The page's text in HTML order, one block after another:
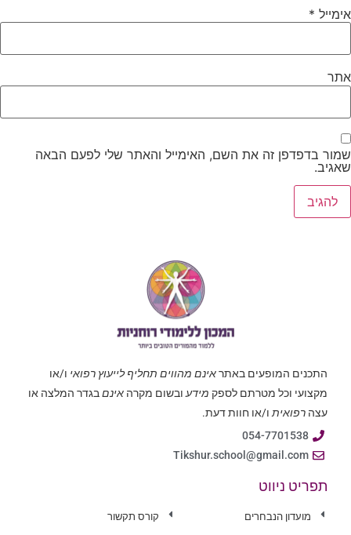
אימייל *
אתר
שמור בדפדפן זה את השם, האימייל והאתר שלי לפעם הבאה
שאגיב.
התכנים המופעים באתראינם מהווים תחליף לייעוץ רפואי ו/או
מקצועי וכל מטרתם לספק מידעובשום מקרה אינםבגדר המלצה או
עצה רפואיתו/או חוות דעת.
054-7701538
Tikshur.school@gmail.com
תפריט ניווט
מועדון הנבחרים קורס תקשור